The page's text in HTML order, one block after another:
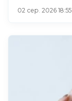
02 сер. 2026 18:55